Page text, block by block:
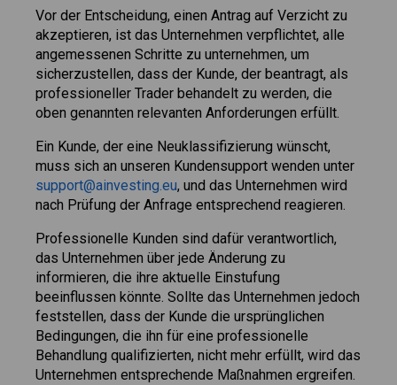
Vor der Entscheidung, einen Antrag auf Verzicht zu
akzeptieren, ist das Unternehmen verpflichtet, alle
angemessenen Schritte zu unternehmen, um
sicherzustellen, dass der Kunde, der beantragt, als
professioneller Trader behandelt zu werden, die
oben genannten relevanten Anforderungen erfüllt.
Ein Kunde, der eine Neuklassifizierung wünscht,
muss sich an unseren Kundensupport wenden unter
support@ainvesting.eu, und das Unternehmen wird
nach Prüfung der Anfrage entsprechend reagieren.
Professionelle Kunden sind dafür verantwortlich,
das Unternehmen über jede Änderung zu
informieren, die ihre aktuelle Einstufung
beeinflussen könnte. Sollte das Unternehmen jedoch
feststellen, dass der Kunde die ursprünglichen
Bedingungen, die ihn für eine professionelle
Behandlung qualifizierten, nicht mehr erfüllt, wird das
Unternehmen entsprechende Maßnahmen ergreifen.